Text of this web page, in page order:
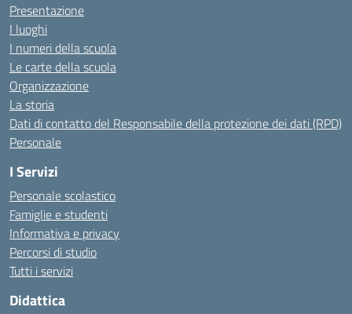
Presentazione
I luoghi
I numeri della scuola
Le carte della scuola
Organizzazione
La storia
Dati di contatto del Responsabile della protezione dei dati (RPD)
Personale
I Servizi
Personale scolastico
Famiglie e studenti
Informativa e privacy
Percorsi di studio
Tutti i servizi
Didattica